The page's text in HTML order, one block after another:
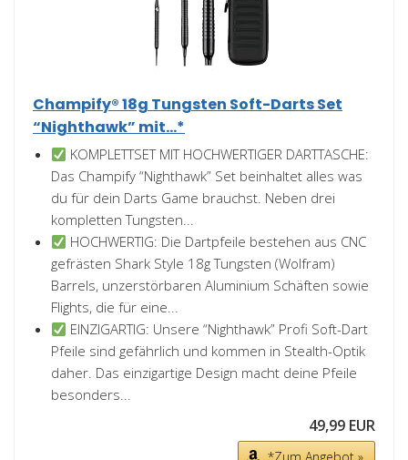
Champify® 18g Tungsten Soft-Darts Set
“Nighthawk” mit...*
KOMPLETTSET MIT HOCHWERTIGER DARTTASCHE:
Das Champify “Nighthawk” Set beinhaltet alles was
du für dein Darts Game brauchst. Neben drei
kompletten Tungsten...
HOCHWERTIG: Die Dartpfeile bestehen aus CNC
gefrästen Shark Style 18g Tungsten (Wolfram)
Barrels, unzerstörbaren Aluminium Schäften sowie
Flights, die für eine...
EINZIGARTIG: Unsere “Nighthawk” Profi Soft-Dart
Pfeile sind gefährlich und kommen in Stealth-Optik
daher. Das einzigartige Design macht deine Pfeile
besonders...
49,99 EUR